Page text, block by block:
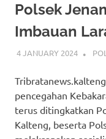
Polsek
Imbauan
4 JANUARY 2024
pencegahan
terus ditingkatkan
Kalteng, beserta